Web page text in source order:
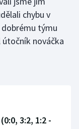
chybu v
týmu
útočník nováčka
3:2, 1:2 -